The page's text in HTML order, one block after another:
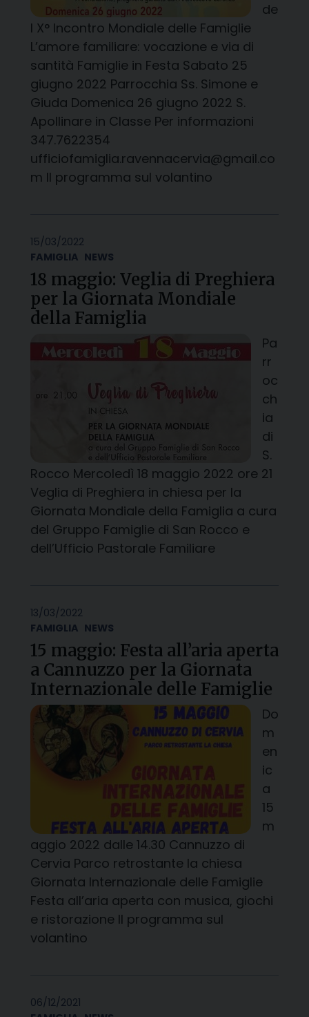
de
l X° Incontro Mondiale delle Famiglie
L’amore familiare: vocazione e via di
santità Famiglie in Festa Sabato 25
giugno 2022 Parrocchia Ss. Simone e
Giuda Domenica 26 giugno 2022 S.
Apollinare in Classe Per informazioni
347.7622354
ufficiofamiglia.ravennacervia@gmail.co
m Il programma sul volantino
15/03/2022
FAMIGLIA NEWS
18 maggio: Veglia di Preghiera
per la Giornata Mondiale
della Famiglia
Pa
rr
oc
ch
ia
di
S.
Rocco Mercoledì 18 maggio 2022 ore 21
Veglia di Preghiera in chiesa per la
Giornata Mondiale della Famiglia a cura
del Gruppo Famiglie di San Rocco e
dell’Ufficio Pastorale Familiare
13/03/2022
FAMIGLIA NEWS
15 maggio: Festa all’aria aperta
a Cannuzzo per la Giornata
Internazionale delle Famiglie
Do
m
en
ic
a
15
m
aggio 2022 dalle 14.30 Cannuzzo di
Cervia Parco retrostante la chiesa
Giornata Internazionale delle Famiglie
Festa all’aria aperta con musica, giochi
e ristorazione Il programma sul
volantino
06/12/2021